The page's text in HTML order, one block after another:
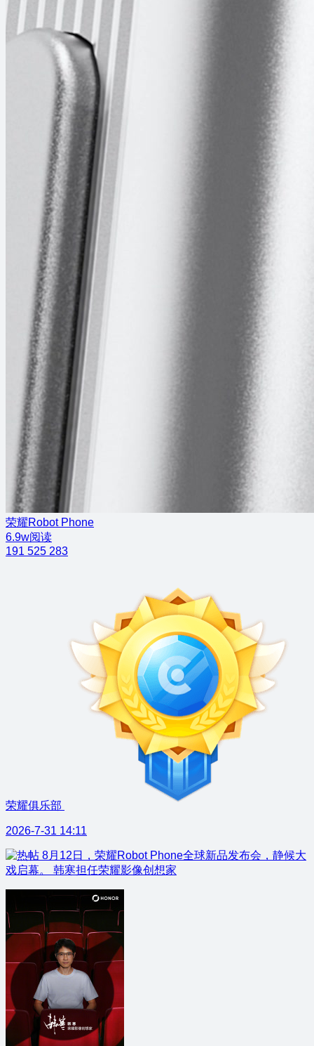
荣耀Robot Phone
6.9w阅读
191 525 283
荣耀俱乐部
2026-7-31 14:11
8月12日，荣耀Robot Phone全球新品发布会，静候大
戏启幕。 韩寒担任荣耀影像创想家